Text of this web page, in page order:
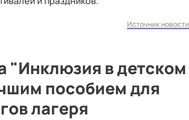
Источник новости
"Инклюзия в детском
пособием для
лагеря